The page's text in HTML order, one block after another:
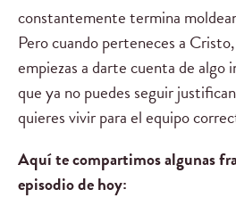
constantemente termina
Pero cuando perteneces a
empiezas a darte cuenta de algo
que ya no puedes seguir
quieres vivir para el equipo
Aquí te compartimos algunas
episodio de hoy: